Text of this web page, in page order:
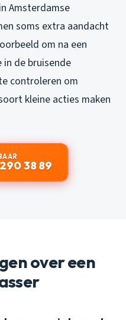
Amsterdamse
soms extra aandacht
om na een
de bruisende
controleren om
kleine acties maken
38 89
over een